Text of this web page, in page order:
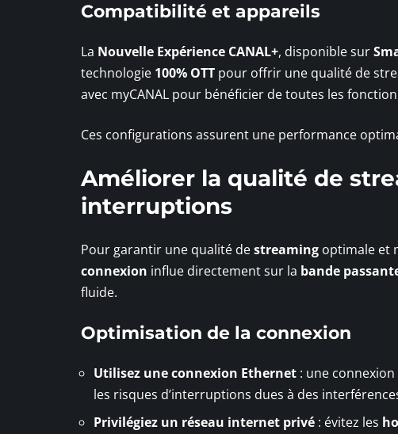
Compatibilité et appareils
La Nouvelle Expérience CANAL+, disponible sur
technologie 100% OTT pour offrir une qualité de
avec myCANAL pour bénéficier de toutes les
Ces configurations assurent une performance
Améliorer la qualité de
interruptions
Pour garantir une qualité destreaming optimale et
connexion influe directement sur la bande
fluide.
Optimisation de la connexion
Utilisez une connexion Ethernet : une
les risques d’interruptions dues à des
Privilégiez un réseau internet privé : évitez les